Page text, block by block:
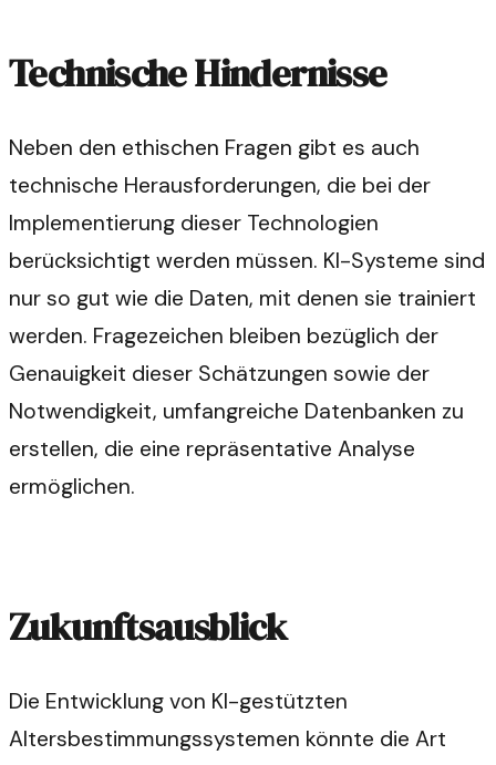
Technische Hindernisse
Neben den ethischen Fragen gibt es auch
technische Herausforderungen, die bei der
Implementierung dieser Technologien
berücksichtigt werden müssen. KI-Systeme sind
nur so gut wie die Daten, mit denen sie trainiert
werden. Fragezeichen bleiben bezüglich der
Genauigkeit dieser Schätzungen sowie der
Notwendigkeit, umfangreiche Datenbanken zu
erstellen, die eine repräsentative Analyse
ermöglichen.
Zukunftsausblick
Die Entwicklung von KI-gestützten
Altersbestimmungssystemen könnte die Art